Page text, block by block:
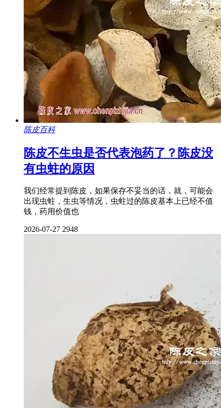
陈皮百科
陈皮不生虫是否代表泡药了？陈皮没
有虫蛀的原因
我们经常提到陈皮，如果保存不妥当的话，就，可能会
出现虫蛀，生虫等情况，虫蛀过的陈皮基本上已经不值
钱，药用价值也
2026-07-27 2948